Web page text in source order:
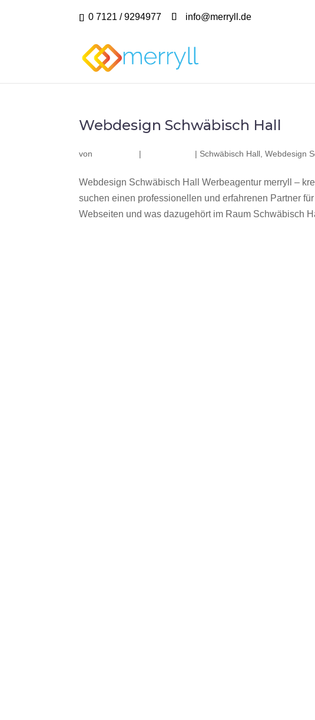
0 7121 / 9294977 info@merryll.de
Webdesign Schwäbisch Hall
von | | Schwäbisch Hall ,Webdesign
Webdesign Schwäbisch Hall Werbeagentur merryll –
suchen einen professionellen und erfahrenen Partner
Webseiten und was dazugehört im Raum Schwäbisch